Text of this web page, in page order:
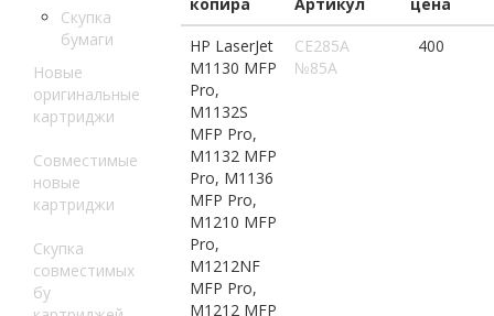
Скупка
бумаги
Новые
оригинальные
картриджи
Совместимые
новые
картриджи
Скупка
совместимых
бу
HP LaserJet
M1130 MFP
Pro,
M1132S
MFP Pro,
M1132 MFP
Pro, M1136
MFP Pro,
M1210 MFP
Pro,
M1212NF
MFP Pro,
M1212 MFP
CE285A
№85A
400